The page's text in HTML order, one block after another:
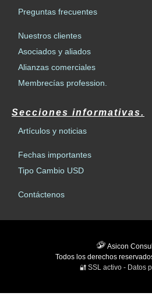
Preguntas frecuentes
Nuestros clientes
Asociados y aliados
Alianzas comerciales
Membrecías profession.
Secciones informativas.
Artículos y noticias
Fechas importantes
Tipo Cambio USD
Contáctenos
Asicon
Todos los derechos
🔐SSL activo - Datos